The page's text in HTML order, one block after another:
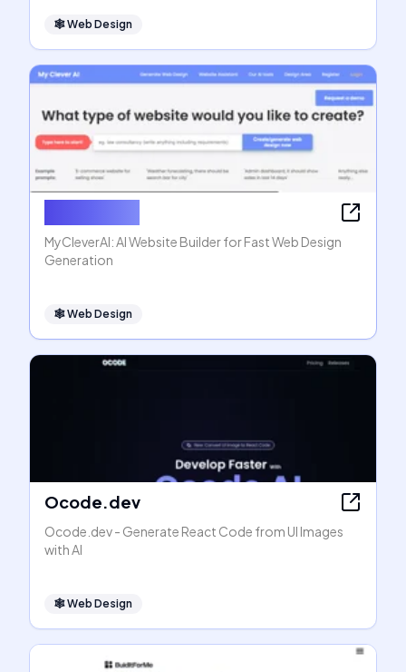
🕸Web Design
MyCleverAI: AI Website Builder for Fast Web Design
Generation
🕸Web Design
Ocode.dev
Ocode.dev - Generate React Code from UI Images
with AI
🕸Web Design